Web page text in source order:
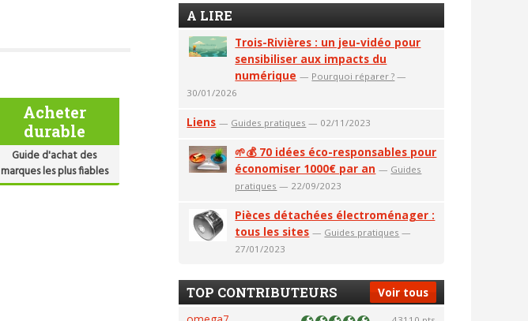
Acheter
durable
Guide d'achat des
marques les plus fiables
A LIRE
Trois-Rivières : un jeu-vidéo pour
sensibiliser aux impacts du
numérique — Pourquoi réparer ? —
30/01/2026
Liens — Guides pratiques — 02/11/2023
🌱💰 70 idées éco-responsables pour
économiser 1000€ par an — Guides
pratiques — 22/09/2023
Pièces détachées électroménager :
tous les sites — Guides pratiques —
27/01/2023
Voir tous
TOP CONTRIBUTEURS